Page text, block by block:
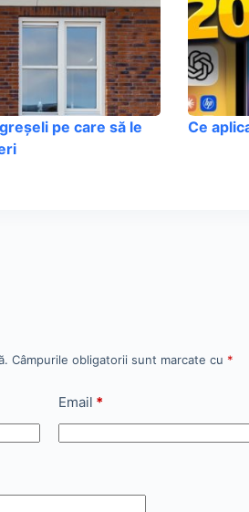
pe care să le
Ce
Câmpurile obligatorii sunt marcate cu *
Email *